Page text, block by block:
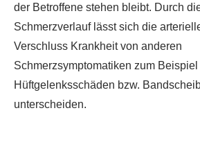
der Betroffene stehen bleibt. Durch
Schmerzverlauf lässt sich die
Verschluss Krankheit von anderen
Schmerzsymptomatiken zum
Hüftgelenksschäden bzw.
unterscheiden.